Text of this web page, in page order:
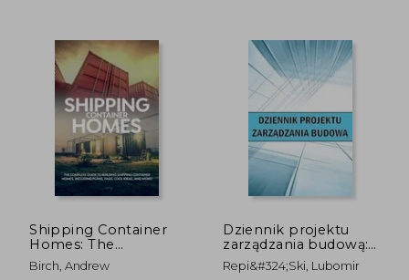
40% 40%
dcto.
Shipping Container
Homes: The
complete guide to
building shipping
Birch, Andrew
Dziennik projektu
zarządzania budową:
Wspanialy pomysl na
prezent Strona
Repi&#324;ski, Lubomir